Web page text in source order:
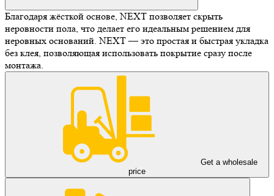
Благодаря жёсткой основе, NEXT позволяет скрыть
неровности пола, что делает его идеальным решением для
неровных оснований. NEXT — это простая и быстрая укладка
без клея, позволяющая использовать покрытие сразу после
монтажа.
Get a wholesale
price